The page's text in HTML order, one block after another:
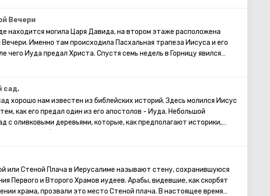
сыну Соломону средства и все необходимые чертежи для
Храма. Его почитают как в христианстве, так и в иудаизме и в
Вечери
находится могила Царя Давида, на втором этаже расположена
Вечери. Именно там происходила Пасхальная трапеза Иисуса и его
чего Иуда предал Христа. Спустя семь недель в Горницу явился
этого апостолы Христа заговорили на множестве разных языков и
знаменитых художников и иконописцев.
сад.
хорошо нам известен из библейских историй. Здесь молился Иисус
как его предал один из его апостолов - Иуда. Небольшой
с оливковыми деревьями, которые, как предполагают историки,
событий, развернувшихся в ночь после Тайной Вечери. На
на том месте обнаружили развалины византийской церкви и
Церковь получила такое название по той причине, что деньги
пожертвовали 12 католических общин со всего света. Его
– камень, на котором молился Иисус в ту страшную ночь. В церкви
или Стеной Плача в Иерусалиме называют стену, сохранившуюся
Первого и Второго Храмов иудеев. Арабы, видевшие, как скорбят
храма, прозвали это место Стеной плача. В настоящее время